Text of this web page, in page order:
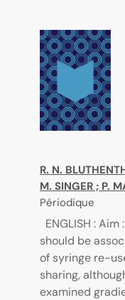
R. N.
M. SINGER ; P.
Périodique
ENGLISH :
should be
of syringe re-
sharing,
examined